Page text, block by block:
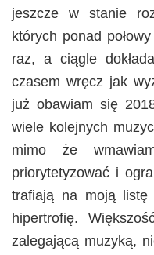
jeszcze w stanie
których ponad
raz, a ciągle
czasem wręcz jak
już obawiam się
wiele kolejnych
mimo że
priorytetyzować i
trafiają na moją
hipertrofię.
zalegającą muzyką,